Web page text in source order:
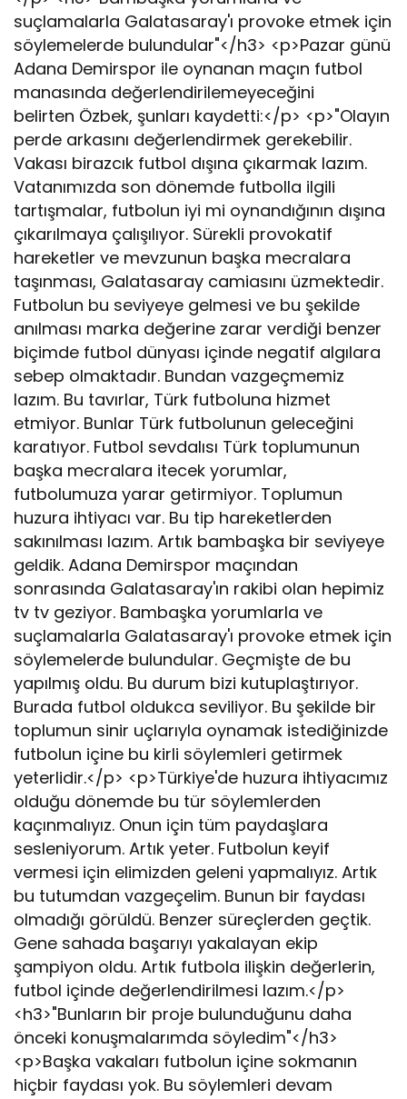
suçlamalarla Galatasaray'ı provoke etmek için
söylemelerde bulundular"</h3> <p>Pazar günü
Adana Demirspor ile oynanan maçın futbol
manasında değerlendirilemeyeceğini
belirten Özbek, şunları kaydetti:</p> <p>"Olayın
perde arkasını değerlendirmek gerekebilir.
Vakası birazcık futbol dışına çıkarmak lazım.
Vatanımızda son dönemde futbolla ilgili
tartışmalar, futbolun iyi mi oynandığının dışına
çıkarılmaya çalışılıyor. Sürekli provokatif
hareketler ve mevzunun başka mecralara
taşınması, Galatasaray camiasını üzmektedir.
Futbolun bu seviyeye gelmesi ve bu şekilde
anılması marka değerine zarar verdiği benzer
biçimde futbol dünyası içinde negatif algılara
sebep olmaktadır. Bundan vazgeçmemiz
lazım. Bu tavırlar, Türk futboluna hizmet
etmiyor. Bunlar Türk futbolunun geleceğini
karatıyor. Futbol sevdalısı Türk toplumunun
başka mecralara itecek yorumlar,
futbolumuza yarar getirmiyor. Toplumun
huzura ihtiyacı var. Bu tip hareketlerden
sakınılması lazım. Artık bambaşka bir seviyeye
geldik. Adana Demirspor maçından
sonrasında Galatasaray'ın rakibi olan hepimiz
tv tv geziyor. Bambaşka yorumlarla ve
suçlamalarla Galatasaray'ı provoke etmek için
söylemelerde bulundular. Geçmişte de bu
yapılmış oldu. Bu durum bizi kutuplaştırıyor.
Burada futbol oldukca seviliyor. Bu şekilde bir
toplumun sinir uçlarıyla oynamak istediğinizde
futbolun içine bu kirli söylemleri getirmek
yeterlidir.</p> <p>Türkiye'de huzura ihtiyacımız
olduğu dönemde bu tür söylemlerden
kaçınmalıyız. Onun için tüm paydaşlara
sesleniyorum. Artık yeter. Futbolun keyif
vermesi için elimizden geleni yapmalıyız. Artık
bu tutumdan vazgeçelim. Bunun bir faydası
olmadığı görüldü. Benzer süreçlerden geçtik.
Gene sahada başarıyı yakalayan ekip
şampiyon oldu. Artık futbola ilişkin değerlerin,
futbol içinde değerlendirilmesi lazım.</p>
<h3>"Bunların bir proje bulunduğunu daha
önceki konuşmalarımda söyledim"</h3>
<p>Başka vakaları futbolun içine sokmanın
hiçbir faydası yok. Bu söylemleri devam